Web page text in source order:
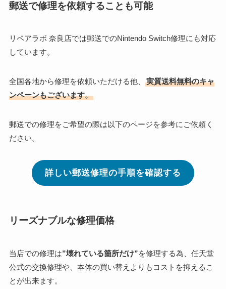
郵送で修理を依頼することも可能
リペアラボ 奈良店では郵送でのNintendo Switch修理にも対応
しています。
全国各地から修理を依頼いただける他、
実質送料無料のキャ
ンペーンもございます。
郵送での修理をご希望の際は以下のページを参考にご依頼く
ださい。
詳しい郵送修理の手順を確認する
リーズナブルな修理価格
当店での修理は”壊れている箇所だけ”を修理する為、任天堂
公式の交換修理や、本体の買い替えよりもコストを抑えるこ
とが出来ます。